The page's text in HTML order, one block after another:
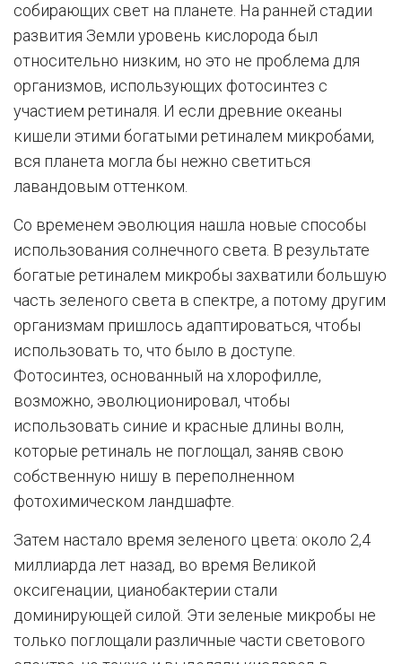
собирающих свет на планете. На ранней стадии
развития Земли уровень кислорода был
относительно низким, но это не проблема для
организмов, использующих фотосинтез с
участием ретиналя. И если древние океаны
кишели этими богатыми ретиналем микробами,
вся планета могла бы нежно светиться
лавандовым оттенком.
Со временем эволюция нашла новые способы
использования солнечного света. В результате
богатые ретиналем микробы захватили большую
часть зеленого света в спектре, а потому другим
организмам пришлось адаптироваться, чтобы
использовать то, что было в доступе.
Фотосинтез, основанный на хлорофилле,
возможно, эволюционировал, чтобы
использовать синие и красные длины волн,
которые ретиналь не поглощал, заняв свою
собственную нишу в переполненном
фотохимическом ландшафте.
Затем настало время зеленого цвета: около 2,4
миллиарда лет назад, во время Великой
оксигенации, цианобактерии стали
доминирующей силой. Эти зеленые микробы не
только поглощали различные части светового